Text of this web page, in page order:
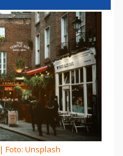
| Foto: Unsplash